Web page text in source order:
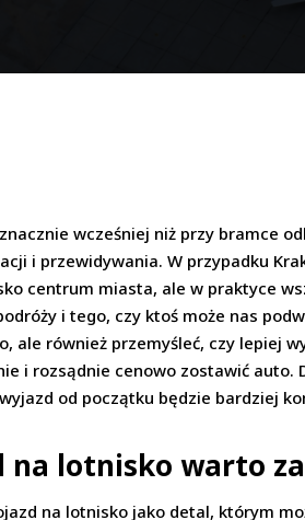
wcześniej niż przy bramce
i przewidywania. W przypadku
centrum miasta, ale w praktyce
i tego, czy ktoś może nas
ale również przemyśleć, czy lepiej
i rozsądnie cenowo zostawić
od początku będzie bardziej
na lotnisko warto
na lotnisko jako detal, którym